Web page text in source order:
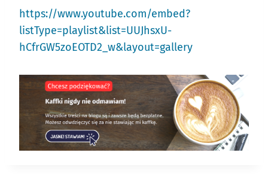
https://www.youtube.com/embed?
listType=playlist&list=UUJhsxU-
hCfrGW5zoEOTD2_w&layout=gallery